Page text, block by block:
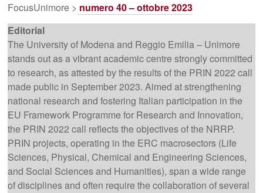
FocusUnimore > numero 40 – ottobre 2023
Editorial
The University of Modena and Reggio Emilia – Unimore
stands out as a vibrant academic centre strongly committed
to research, as attested by the results of the PRIN 2022 call
made public in September 2023. Aimed at strengthening
national research and fostering Italian participation in the
EU Framework Programme for Research and Innovation,
the PRIN 2022 call reflects the objectives of the NRRP.
PRIN projects, operating in the ERC macrosectors (Life
Sciences, Physical, Chemical and Engineering Sciences,
and Social Sciences and Humanities), span a wide range
of disciplines and often require the collaboration of several